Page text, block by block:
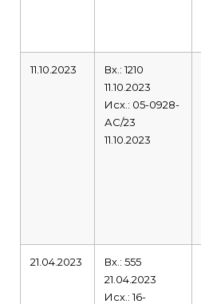
11.10.2023
Вх.: 1210
11.10.2023
Исх.: 05-0928-
АС/23
11.10.2023
21.04.2023
Вх.: 555
21.04.2023
Исх.: 16-